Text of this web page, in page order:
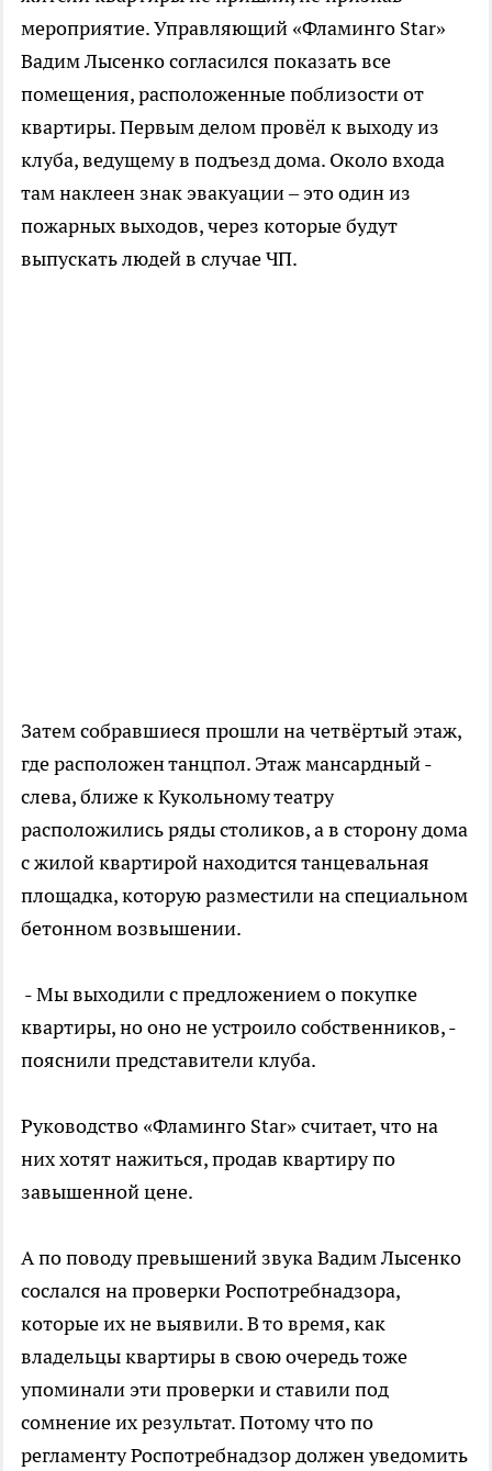
мероприятие. Управляющий «Фламинго Star»
Вадим Лысенко согласился показать все
помещения, расположенные поблизости от
квартиры. Первым делом провёл к выходу из
клуба, ведущему в подъезд дома. Около входа
там наклеен знак эвакуации – это один из
пожарных выходов, через которые будут
выпускать людей в случае ЧП.
Затем собравшиеся прошли на четвёртый этаж,
где расположен танцпол. Этаж мансардный -
слева, ближе к Кукольному театру
расположились ряды столиков, а в сторону дома
с жилой квартирой находится танцевальная
площадка, которую разместили на специальном
бетонном возвышении.
- Мы выходили с предложением о покупке
квартиры, но оно не устроило собственников, -
пояснили представители клуба.
Руководство «Фламинго Star» считает, что на
них хотят нажиться, продав квартиру по
завышенной цене.
А по поводу превышений звука Вадим Лысенко
сослался на проверки Роспотребнадзора,
которые их не выявили. В то время, как
владельцы квартиры в свою очередь тоже
упоминали эти проверки и ставили под
сомнение их результат. Потому что по
регламенту Роспотребнадзор должен уведомить